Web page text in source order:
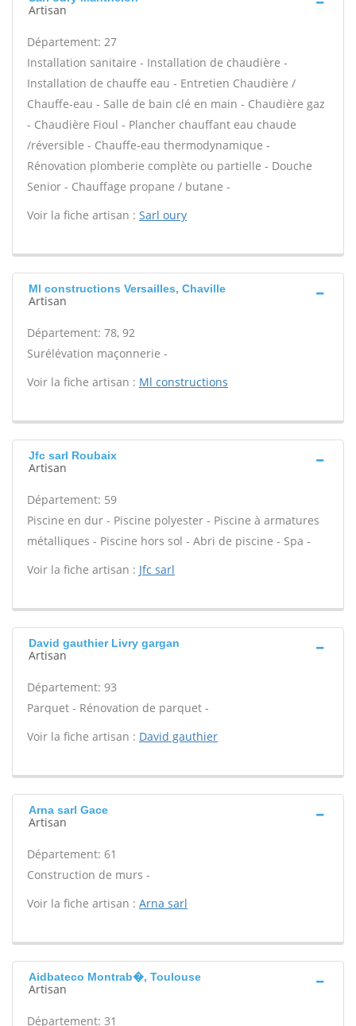
Artisan
Département: 27
Installation sanitaire - Installation de chaudière -
Installation de chauffe eau - Entretien Chaudière /
Chauffe-eau - Salle de bain clé en main - Chaudière gaz
- Chaudière Fioul - Plancher chauffant eau chaude
/réversible - Chauffe-eau thermodynamique -
Rénovation plomberie complète ou partielle - Douche
Senior - Chauffage propane / butane -
Voir la fiche artisan : Sarl oury
Ml constructions Versailles, Chaville
Artisan
Département: 78, 92
Surélévation maçonnerie -
Voir la fiche artisan : Ml constructions
Jfc sarl Roubaix
Artisan
Département: 59
Piscine en dur - Piscine polyester - Piscine à armatures
métalliques - Piscine hors sol - Abri de piscine - Spa -
Voir la fiche artisan : Jfc sarl
David gauthier Livry gargan
Artisan
Département: 93
Parquet - Rénovation de parquet -
Voir la fiche artisan : David gauthier
Arna sarl Gace
Artisan
Département: 61
Construction de murs -
Voir la fiche artisan : Arna sarl
Aidbateco Montrab�, Toulouse
Artisan
Département: 31